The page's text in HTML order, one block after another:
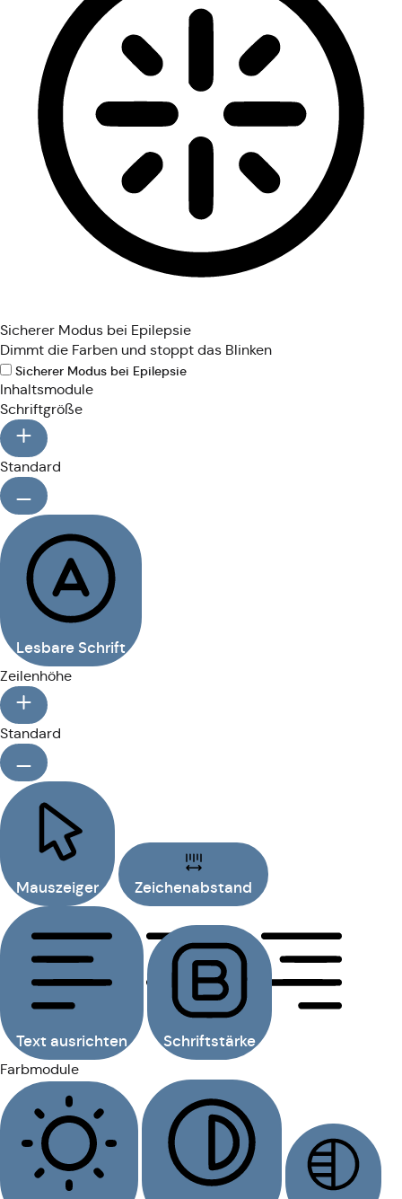
Sicherer Modus bei Epilepsie
Dimmt die Farben und stoppt das Blinken
Sicherer Modus bei Epilepsie
Inhaltsmodule
Schriftgröße
Standard
Lesbare Schrift
Zeilenhöhe
Standard
Mauszeiger Zeichenabstand
Text ausrichten Schriftstärke
Farbmodule